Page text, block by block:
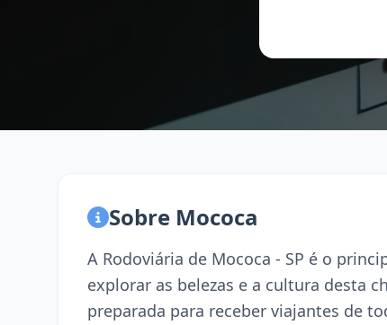
Sobre Mococa
A Rodoviária de Mococa - SP é o
explorar as belezas e a cultura desta
preparada para receber viajantes de